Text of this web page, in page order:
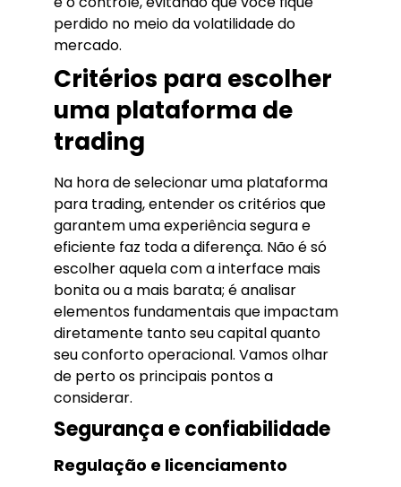
perdido no meio da volatilidade do
mercado.
Critérios para escolher
uma plataforma de
trading
Na hora de selecionar uma plataforma
para trading, entender os critérios que
garantem uma experiência segura e
eficiente faz toda a diferença. Não é só
escolher aquela com a interface mais
bonita ou a mais barata; é analisar
elementos fundamentais que impactam
diretamente tanto seu capital quanto
seu conforto operacional. Vamos olhar
de perto os principais pontos a
considerar.
Segurança e confiabilidade
Regulação e licenciamento